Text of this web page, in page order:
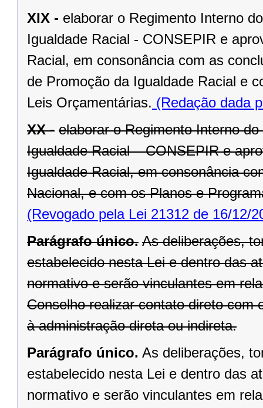
XIX - elaborar o Regimento Interno
Igualdade Racial - CONSEPIR e
Racial, em consonância com as
de Promoção da Igualdade Racial e
Leis Orçamentárias. (Redação dada
XX - elaborar o Regimento Interno
Igualdade Racial – CONSEPIR e
Igualdade Racial, em consonância
Nacional, e com os Planos e
(Revogado pela Lei 21312 de 16/12/
Parágrafo único. As deliberações,
estabelecido nesta Lei e dentro das
normativo e serão vinculantes em
Conselho realizar contato direto com
à administração direta ou indireta.
Parágrafo único. As deliberações,
estabelecido nesta Lei e dentro das
normativo e serão vinculantes em